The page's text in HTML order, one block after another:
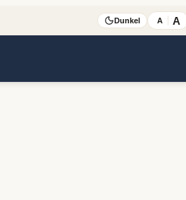
Dunkel A A